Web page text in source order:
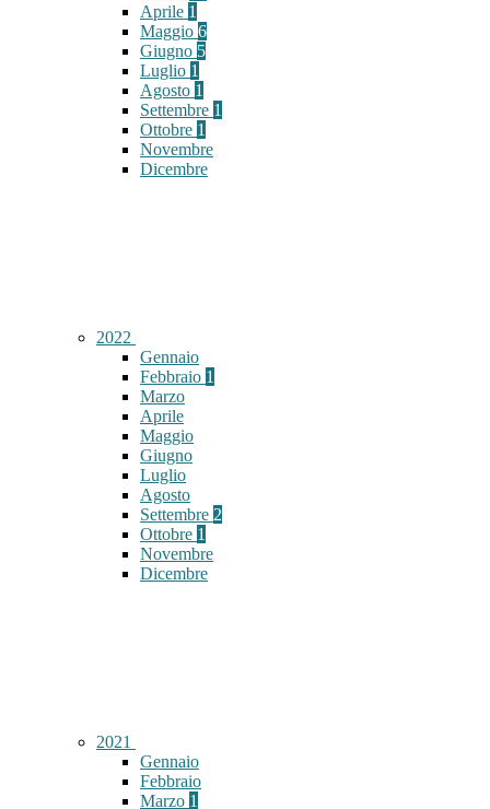
Aprile 1
Maggio 6
Giugno 5
Luglio 1
Agosto 1
Settembre 1
Ottobre 1
Novembre
Dicembre
2022
Gennaio
Febbraio 1
Marzo
Aprile
Maggio
Giugno
Luglio
Agosto
Settembre 2
Ottobre 1
Novembre
Dicembre
2021
Gennaio
Febbraio
Marzo 1